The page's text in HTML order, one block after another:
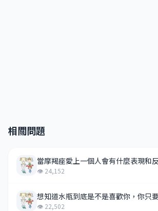
相關問題
當摩羯座愛上一個人會有什麼表現和
👁 24,152
想知道水瓶到底是不是喜歡你，你
👁 22,502